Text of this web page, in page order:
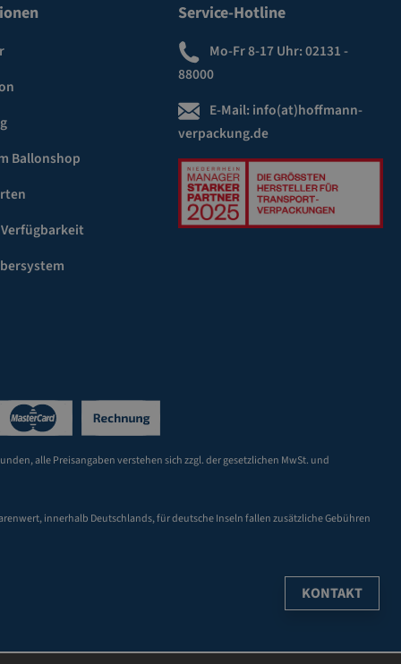
Ballonshop
Service-Hotline
Mo-Fr 8-17 Uhr:02131 -
88000
E-Mail: info(at)hoffmann-
verpackung.de
alle Preisangaben verstehen sich zzgl. der gesetzlichen MwSt. und
innerhalb Deutschlands, für deutsche Inseln fallen zusätzliche Gebühren
KONTAKT